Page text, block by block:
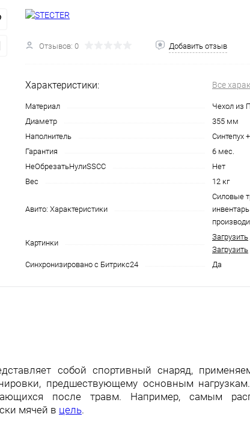
Отзывов: 0 Добавить отзыв
Характеристики: Все
Материал
Чехол из
Диаметр
355 мм
Наполнитель
Синтепух
Гарантия
6 мес.
НеОбрезатьНулиSSCC
Нет
Вес
12 кг
Авито: Характеристики
Силовые
Картинки
Загрузить
Загрузить
Синхронизировано с Битрикс24
Да
собой спортивный снаряд,
предшествующему основным
после травм. Например, самым
мячей в цель.